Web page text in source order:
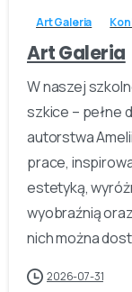
Art Galeria
Art Galeria
W naszej
szkice – pełne
autorstwa
prace,
estetyką,
wyobraźnią
nich można
2026-07-31